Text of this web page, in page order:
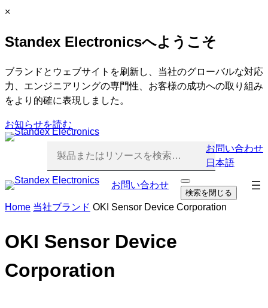
内
を
キ
ッ
プ
C
o
e
×
Standex Electronicsへようこそ
ブランドとウェブサイトを刷新し、当社のグローバルな対応
力、エンジニアリングの専門性、お客様の成功への取り組み
をより的確に表現しました。
お知らせを読む
お問い合わせ
日本語
お問い合わせ
検
索
を
検索を閉じる
ナ
Home 当社ブランド OKI Sensor Device Corporation
OKI Sensor Device
Corporation